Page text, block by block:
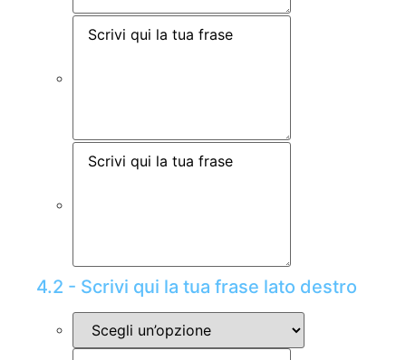
4.2 - Scrivi qui la tua frase lato destro